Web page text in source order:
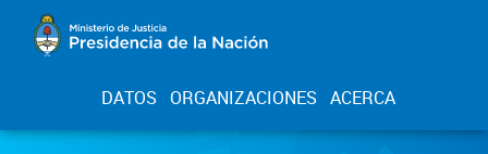
DATOS ORGANIZACIONES ACERCA